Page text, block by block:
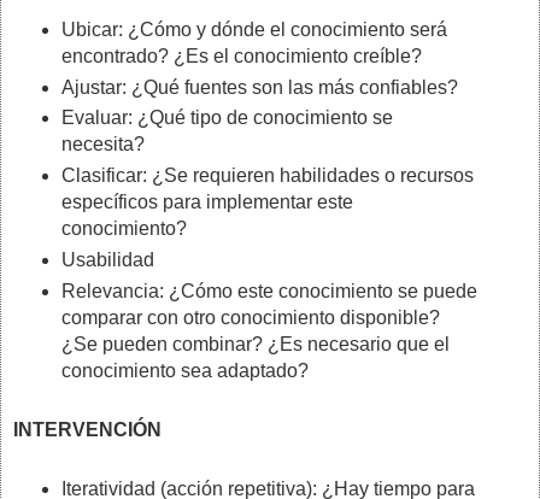
Ubicar: ¿Cómo y dónde el conocimiento será
encontrado? ¿Es el conocimiento creíble?
Ajustar: ¿Qué fuentes son las más confiables?
Evaluar: ¿Qué tipo de conocimiento se
necesita?
Clasificar: ¿Se requieren habilidades o recursos
específicos para implementar este
conocimiento?
Usabilidad
Relevancia: ¿Cómo este conocimiento se puede
comparar con otro conocimiento disponible?
¿Se pueden combinar? ¿Es necesario que el
conocimiento sea adaptado?
INTERVENCIÓN
Iteratividad (acción repetitiva): ¿Hay tiempo para